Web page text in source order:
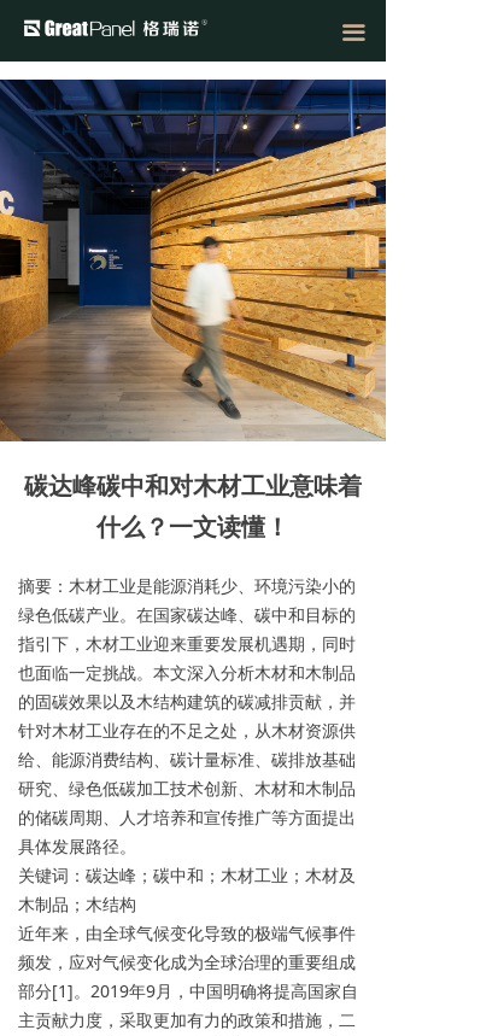
끀
碳达峰碳中和对木材工业意味着
什么？一文读懂！
摘要：木材工业是能源消耗少、环境污染小的
绿色低碳产业。在国家碳达峰、碳中和目标的
指引下，木材工业迎来重要发展机遇期，同时
也面临一定挑战。本文深入分析木材和木制品
的固碳效果以及木结构建筑的碳减排贡献，并
针对木材工业存在的不足之处，从木材资源供
给、能源消费结构、碳计量标准、碳排放基础
研究、绿色低碳加工技术创新、木材和木制品
的储碳周期、人才培养和宣传推广等方面提出
具体发展路径。
关键词：碳达峰；碳中和；木材工业；木材及
木制品；木结构
近年来，由全球气候变化导致的极端气候事件
频发，应对气候变化成为全球治理的重要组成
部分[1]。2019年9月，中国明确将提高国家自
主贡献力度，采取更加有力的政策和措施，二